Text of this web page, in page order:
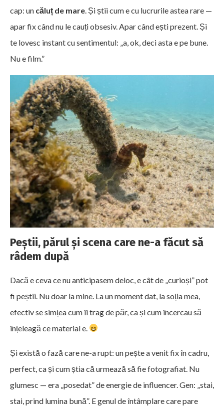
cap: un căluț de mare. Și știi cum e cu lucrurile astea rare —
apar fix când nu le cauți obsesiv. Apar când ești prezent. Și
te lovesc instant cu sentimentul: „a, ok, deci asta e pe bune.
Nu e film.”
Peștii, părul și scena care ne-a făcut să
râdem după
Dacă e ceva ce nu anticipasem deloc, e cât de „curioși” pot
fi peștii. Nu doar la mine. La un moment dat, la soția mea,
efectiv se simțea cum îi trag de păr, ca și cum încercau să
înțeleagă ce material e.
Și există o fază care ne-a rupt: un pește a venit fix în cadru,
perfect, ca și cum știa că urmează să fie fotografiat. Nu
glumesc — era „posedat” de energie de influencer. Gen: „stai,
stai, prind lumina bună”. E genul de întâmplare care pare